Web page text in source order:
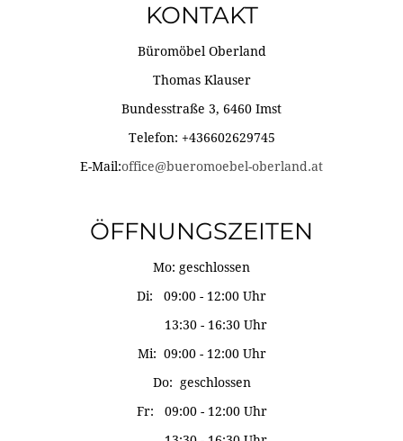
KONTAKT
Büromöbel Oberland
Thomas Klauser
Bundesstraße 3, 6460 Imst
Telefon: +436602629745
E-Mail:office@bueromoebel-oberland.at
ÖFFNUNGSZEITEN
Mo: geschlossen
Di: 09:00 - 12:00 Uhr
13:30 - 16:30 Uhr
Mi: 09:00 - 12:00 Uhr
Do: geschlossen
Fr: 09:00 - 12:00 Uhr